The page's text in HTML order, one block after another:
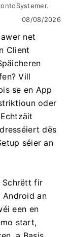
08/08/2026
net
Client
Vill
se en App
oder
dës
séier an
Schrëtt fir
Android an
een en
start,